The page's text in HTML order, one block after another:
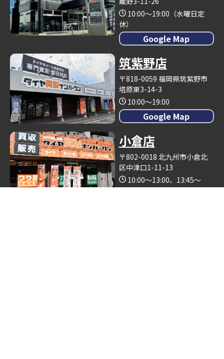
10:00～19:00（水曜日定
休）
Google Map
筑紫野店
〒818-0059 福岡県筑紫野市
塔原東3-14-3
10:00～19:00
Google Map
小倉店
〒802-0018 北九州市小倉北
区中津口1-11-13
10:00～13:00、13:45～
19:00（木曜日定休）